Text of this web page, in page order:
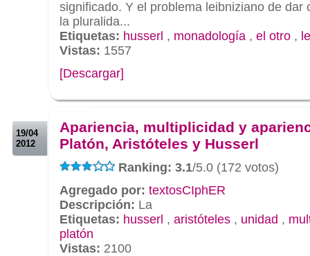
significado. Y el problema leibniziano de dar
la pluralida...
Etiquetas: husserl , monadología , el otro ,
Vistas: 1557
[Descargar]
19/04
2012
Apariencia, multiplicidad y
Platón, Aristóteles y Husserl
Ranking: 3.1/5.0 (172 votos)
Agregado por: textosCIphER
Descripción: La
Etiquetas: husserl , aristóteles , unidad ,
platón
Vistas: 2100